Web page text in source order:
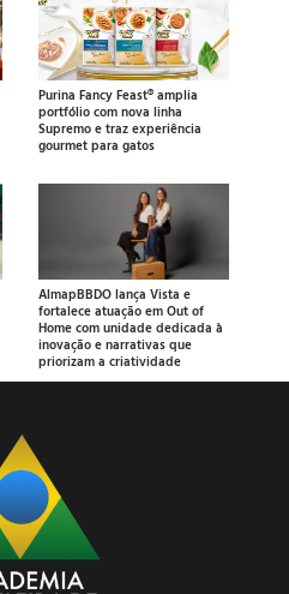
Purina Fancy Feast® amplia
portfólio com nova linha
Supremo e traz experiência
gourmet para gatos
AlmapBBDO lança Vista e
fortalece atuação em Out of
Home com unidade dedicada à
inovação e narrativas que
priorizam a criatividade